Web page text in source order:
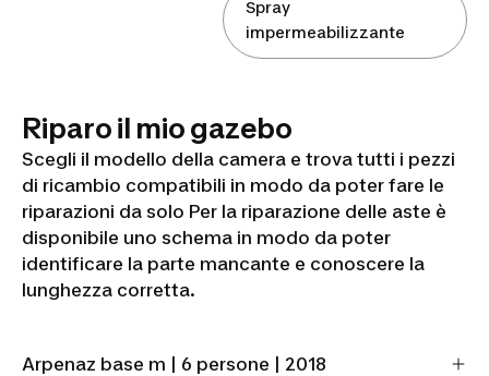
Spray
impermeabilizzante
Riparo il mio gazebo
Scegli il modello della camera e trova tutti i pezzi
di ricambio compatibili in modo da poter fare le
riparazioni da solo Per la riparazione delle aste è
disponibile uno schema in modo da poter
identificare la parte mancante e conoscere la
lunghezza corretta.
Arpenaz base m | 6 persone | 2018